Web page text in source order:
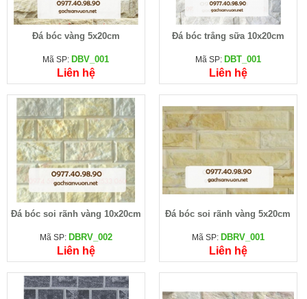
Đá bóc vàng 5x20cm
Mã SP: DBV_001
Liên hệ
Đá bóc trắng sữa 10x20cm
Mã SP: DBT_001
Liên hệ
Đá bóc soi rãnh vàng 10x20cm
Mã SP: DBRV_002
Liên hệ
Đá bóc soi rãnh vàng 5x20cm
Mã SP: DBRV_001
Liên hệ